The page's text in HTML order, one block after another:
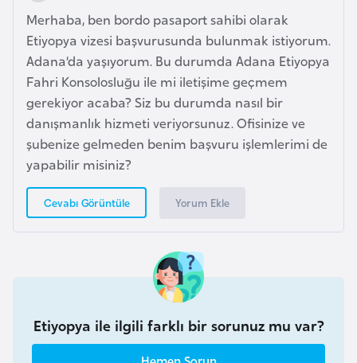
Merhaba, ben bordo pasaport sahibi olarak
Etiyopya vizesi başvurusunda bulunmak istiyorum.
Adana’da yaşıyorum. Bu durumda Adana Etiyopya
Fahri Konsolosluğu ile mi iletişime geçmem
gerekiyor acaba? Siz bu durumda nasıl bir
danışmanlık hizmeti veriyorsunuz. Ofisinize ve
şubenize gelmeden benim başvuru işlemlerimi de
yapabilir misiniz?
Cevabı Görüntüle Yorum Ekle
Etiyopya ile ilgili farklı bir sorunuz mu var?
i
b
u
t
i
Ç
i
D